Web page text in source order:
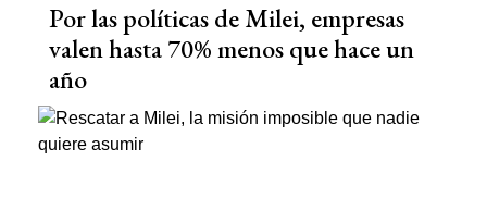
Por las políticas de Milei, empresas
valen hasta 70% menos que hace un
año